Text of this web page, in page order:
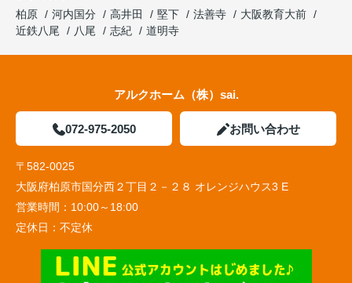
柏原
河内国分 高井田 堅下 法善寺
大阪教育大前
近鉄八尾
八尾 志紀 道明寺
アルクホーム（株）sai.
072-975-2050 お問い合わせ
〒582-0025
大阪府柏原市国分西２丁目２－２８ オレンジハウス3 E
営業時間： 10:00～18:00
定休日： 不定休